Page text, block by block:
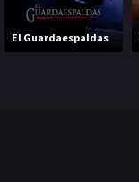
El Guardaespaldas